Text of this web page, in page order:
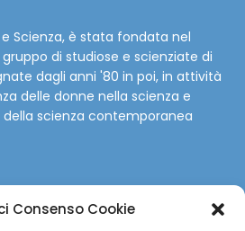
Consenso Cookie
Scienza, è stata fondata nel
di studiose e scienziate di
dagli anni '80 in poi, in attività
delle donne nella scienza e
della scienza contemporanea